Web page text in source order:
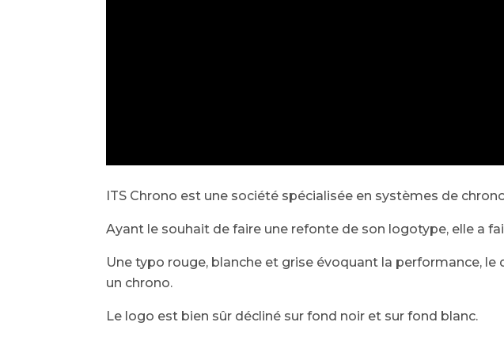
ITS Chrono est une société spécialisée en systèmes de
Ayant le souhait de faire une refonte de son logotype, elle a
Une typo rouge, blanche et grise évoquant la performance,
un chrono.
Le logo est bien sûr décliné sur fond noir et sur fond blanc.